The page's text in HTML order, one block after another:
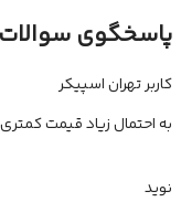
پاسخگوی
کاربر تهران اسپیکر
به احتمال زیاد قیمت کمتری LinkBuds نسبت به XM4 باید داشته باشه
نوید